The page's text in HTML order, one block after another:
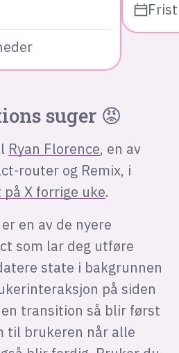
suger 😡
Ryan Florence, en av
router og Remix, i
X forrige uke.
er en av de nyere
som lar deg utføre
state i bakgrunnen
på siden
transition så blir først
til brukeren når alle